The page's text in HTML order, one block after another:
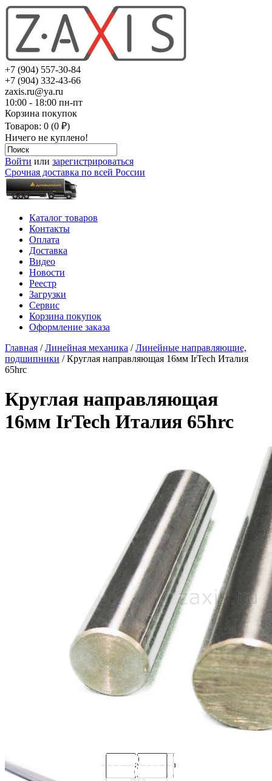
+7 (904) 557-30-84
+7 (904) 332-43-66
zaxis.ru@ya.ru
10:00 - 18:00 пн-пт
Корзина покупок
Товаров: 0 (0 ₽)
Ничего не куплено!
Войти или зарегистрироваться
Срочная доставка по всей России
Каталог товаров
Контакты
Оплата
Доставка
Видео
Новости
Реестр
Загрузки
Сервис
Корзина покупок
Оформление заказа
Главная /Линейная механика /Линейные направляющие,
подшипники / Круглая направляющая 16мм IrTech Италия
65hrc
Круглая направляющая
16мм IrTech Италия 65hrc